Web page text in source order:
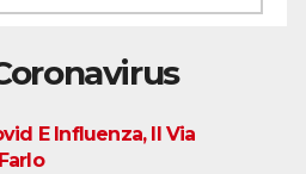
E Influenza, Il Via